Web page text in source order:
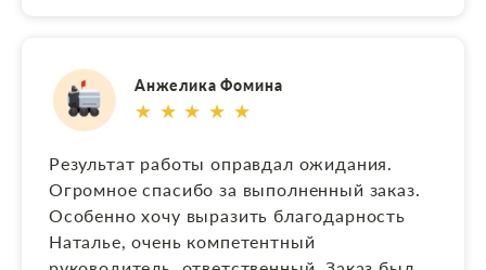
добросовестный труд. Будьте здоровы,
счастливы в жизни, удачи в работе, ну а
фирме - успешной деятельности!
Анжелика Фомина
★ ★ ★ ★ ★
Результат работы оправдал ожидания.
Огромное спасибо за выполненный заказ.
Особенно хочу выразить благодарность
Наталье, очень компетентный